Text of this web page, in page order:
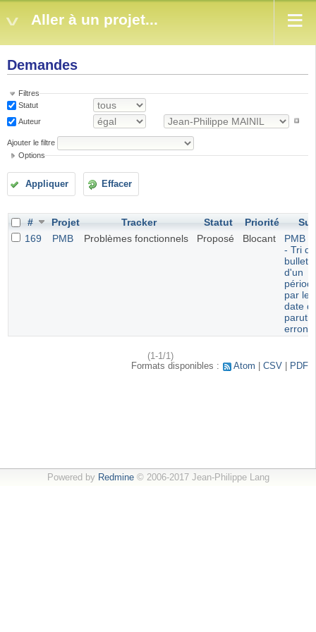
Aller à un projet...
Demandes
Filtres
Statut
Auteur
Ajouter le filtre
Options
Appliquer Effacer
# Projet Tracker Statut Priorité
169
PMB Problèmes fonctionnels Proposé Blocant
PMB
- Tri
d'un
par
date
erroné
(1-1/1)
Formats disponibles :
Atom CSV PDF
Powered by Redmine© 2006-2017 Jean-Philippe Lang